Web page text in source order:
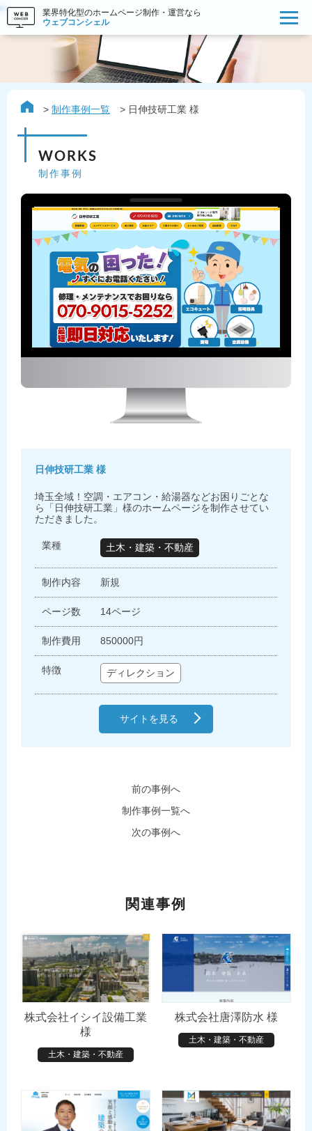
業界特化型のホームページ制作・運営なら
ウェブコンシェル
制作事例一覧 日伸技研工業 様
WORKS
制作事例
日伸技研工業 様
埼玉全域！空調・エアコン・給湯器などお困りごとな
ら「日伸技研工業」様のホームページを制作させてい
ただきました。
業種 土木・建築・不動産
制作内容 新規
ページ数 14ページ
制作費用 850000円
特徴 ディレクション
サイトを見る
前の事例へ
制作事例一覧へ
次の事例へ
関連事例
株式会社イシイ設備工業
様
土木・建築・不動産
株式会社唐澤防水 様
土木・建築・不動産